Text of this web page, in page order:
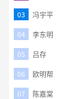
03
冯宇平
04
李东明
05
吕存
06
欧明帮
07
陈嘉棠